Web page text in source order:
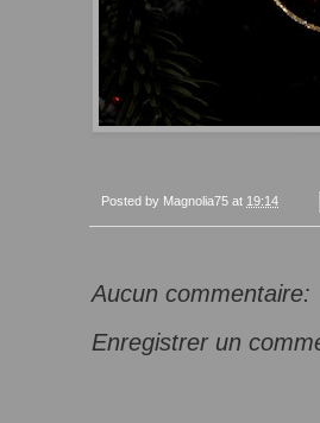
Posted by Magnolia75 at 19:14
Aucun commentaire:
Enregistrer un